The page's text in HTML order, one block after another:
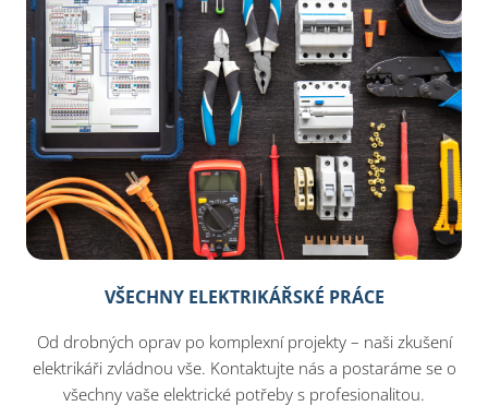
VŠECHNY ELEKTRIKÁŘSKÉ PRÁCE
Od drobných oprav po komplexní projekty – naši zkušení
elektrikáři zvládnou vše. Kontaktujte nás a postaráme se o
všechny vaše elektrické potřeby s profesionalitou.